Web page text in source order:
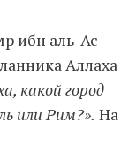
ибн аль-Ас
Аллаха
какой город
или Рим?». На